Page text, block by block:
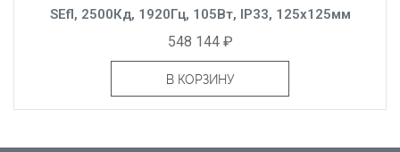
SEfl, 2500Кд, 1920Гц, 105Вт, IP33, 125x125мм
548 144 ₽
В КОРЗИНУ